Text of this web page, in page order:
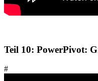
Teil 10: PowerPivot:
#